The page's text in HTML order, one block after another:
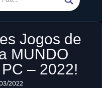
Jogos de
MUNDO
– 2022!
2022